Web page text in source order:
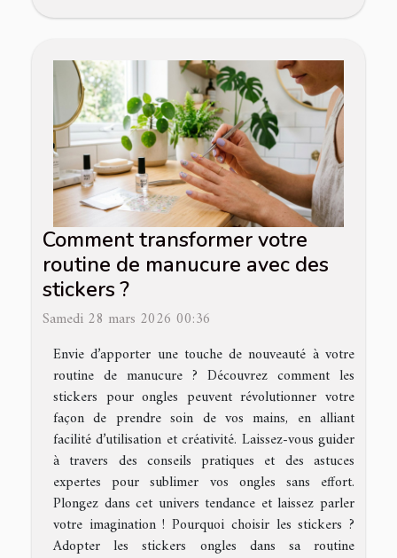
Comment transformer votre
routine de manucure avec des
stickers ?
Samedi 28 mars 2026 00:36
Envie d’apporter une touche de nouveauté à votre
routine de manucure ? Découvrez comment les
stickers pour ongles peuvent révolutionner votre
façon de prendre soin de vos mains, en alliant
facilité d’utilisation et créativité. Laissez-vous guider
à travers des conseils pratiques et des astuces
expertes pour sublimer vos ongles sans effort.
Plongez dans cet univers tendance et laissez parler
votre imagination ! Pourquoi choisir les stickers ?
Adopter les stickers ongles dans sa routine